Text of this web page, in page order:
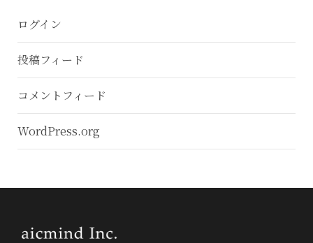
ログイン
投稿フィード
コメントフィード
WordPress.org